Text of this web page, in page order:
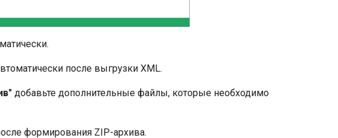
после выгрузки XML.
добавьте дополнительные файлы, которые необходимо
формирования ZIP-архива.